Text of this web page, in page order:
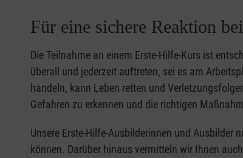
Für eine sichere Reaktion
Die Teilnahme an einem Erste-Hilfe-Kurs ist
überall und jederzeit auftreten, sei es am
handeln, kann Leben retten und
Gefahren zu erkennen und die richtigen
Unsere Erste-Hilfe-Ausbilderinnen und Ausbilder
können. Darüber hinaus vermitteln wir Ihnen